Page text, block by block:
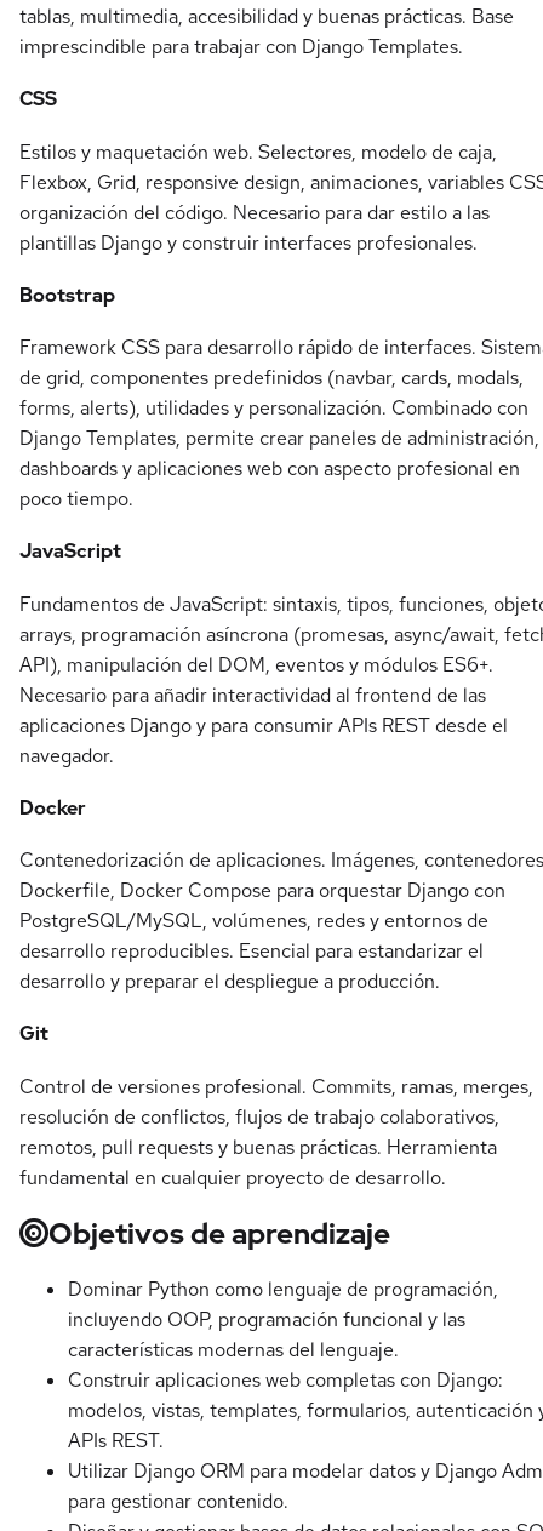
tablas, multimedia, accesibilidad y buenas prácticas. Base
imprescindible para trabajar con Django Templates.
CSS
Estilos y maquetación web. Selectores, modelo de caja,
Flexbox, Grid, responsive design, animaciones, variables
organización del código. Necesario para dar estilo a las
plantillas Django y construir interfaces profesionales.
Bootstrap
Framework CSS para desarrollo rápido de interfaces.
de grid, componentes predefinidos (navbar, cards, modals,
forms, alerts), utilidades y personalización. Combinado con
Django Templates, permite crear paneles de administración,
dashboards y aplicaciones web con aspecto profesional en
poco tiempo.
JavaScript
Fundamentos de JavaScript: sintaxis, tipos, funciones,
arrays, programación asíncrona (promesas, async/await,
API), manipulación del DOM, eventos y módulos ES6+.
Necesario para añadir interactividad al frontend de las
aplicaciones Django y para consumir APIs REST desde el
navegador.
Docker
Contenedorización de aplicaciones. Imágenes,
Dockerfile, Docker Compose para orquestar Django con
PostgreSQL/MySQL, volúmenes, redes y entornos de
desarrollo reproducibles. Esencial para estandarizar el
desarrollo y preparar el despliegue a producción.
Git
Control de versiones profesional. Commits, ramas, merges,
resolución de conflictos, flujos de trabajo colaborativos,
remotos, pull requests y buenas prácticas. Herramienta
fundamental en cualquier proyecto de desarrollo.
Objetivos de aprendizaje
Dominar Python como lenguaje de programación,
incluyendo OOP, programación funcional y las
características modernas del lenguaje.
Construir aplicaciones web completas con Django:
modelos, vistas, templates, formularios, autenticación
APIs REST.
Utilizar Django ORM para modelar datos y Django
para gestionar contenido.